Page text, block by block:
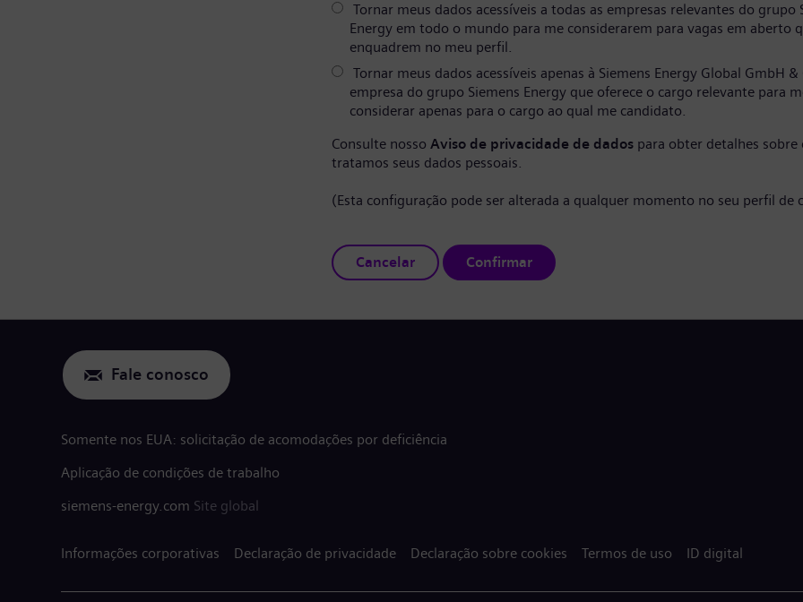
Tornar meus dados acessíveis a todas as empresas relevantes do grupo
Energy em todo o mundo para me considerarem para vagas em aberto
enquadrem no meu perfil.
Tornar meus dados acessíveis apenas à Siemens Energy Global GmbH &
empresa do grupo Siemens Energy que oferece o cargo relevante para
considerar apenas para o cargo ao qual me candidato.
Consulte nosso Aviso de privacidade de dados para obter detalhes sobre
tratamos seus dados pessoais.
(Esta configuração pode ser alterada a qualquer momento no seu perfil de
Cancelar Confirmar
Fale conosco
Somente nos EUA: solicitação de acomodações por deficiência
Aplicação de condições de trabalho
siemens-energy.com Site global
Informações corporativas Declaração de privacidade Declaração sobre cookies Termos de uso ID digital